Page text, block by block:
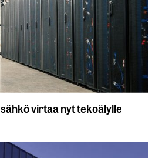
virtaa nyt tekoälylle